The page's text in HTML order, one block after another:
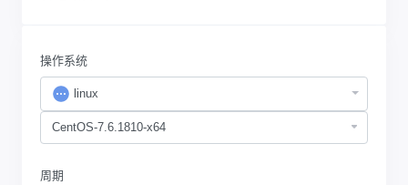
操作系统
linux
周期